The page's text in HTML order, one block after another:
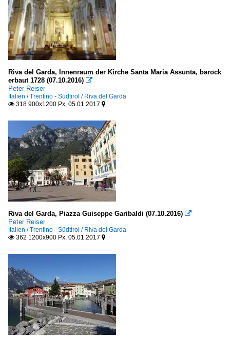
Riva del Garda, Innenraum der Kirche Santa Maria Assunta, barock
erbaut 1728 (07.10.2016) 
Peter Reiser
Italien / Trentino - Südtirol / Riva del Garda
 318 900x1200 Px, 05.01.2017 
Riva del Garda, Piazza Guiseppe Garibaldi (07.10.2016) 
Peter Reiser
Italien / Trentino - Südtirol / Riva del Garda
 362 1200x900 Px, 05.01.2017 